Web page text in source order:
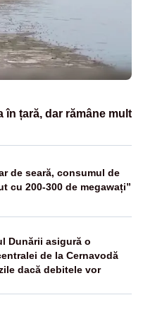
în țară, dar rămâne mult
de seară, consumul de
cu 200-300 de megawați”
Dunării asigură o
de la Cernavodă
dacă debitele vor